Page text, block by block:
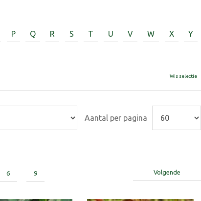
P Q R S T U V W X Y
Wis selectie
Aantal per pagina
6 9 Volgende